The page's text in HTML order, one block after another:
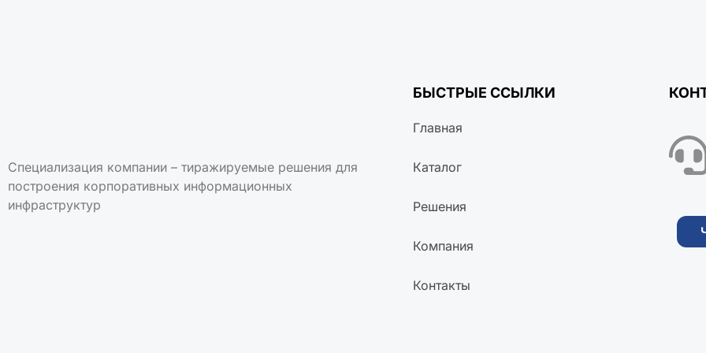
Специализация компании – тиражируемые решения для
построения корпоративных информационных
инфраструктур
БЫСТРЫЕ ССЫЛКИ
Главная
Каталог
Решения
Компания
Контакты